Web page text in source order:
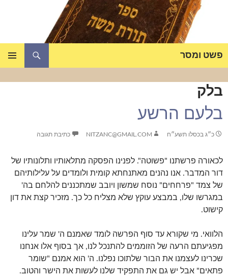
פשט ומסר
בלק
בלעם הרשע
כ״ג בכסלו תשע״ח NITZANC@GMAIL.COM כתיבת תגובה
לכאורה פרשתנו "פשוטה". לפנינו הפסקה מתלאותיו ותלונותיו של
דור המדבר. אנו נהנים מאתנחתא קומית ולומדים על עלילותיהם
של צמד "פרחחים" נוסח שמשון ויובב שמתכננים להלחם בה'
במגרשו שלו, במבצע עוקץ שלא מצליח כל כך. מזכיר קצת את דון
קישוט.
הלוואי. מי שקורא עד סוף הפרשה לומד שאמנם ה' שמר עלינו
מפגיעתם הרעה של הזוממים להתנכל לנו, אך בסוף אלו אנחנו
שכרינו לעצמנו את הבור שלתוכו נפלנו. ה' הוא אמנם "שומר
פתאים" אבל יש גם את התפקיד שלנו לעשות את הישר והטוב.